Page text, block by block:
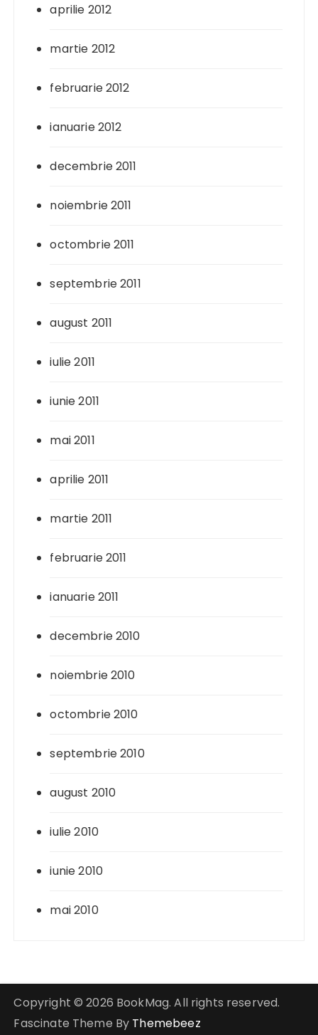
aprilie 2012
martie 2012
februarie 2012
ianuarie 2012
decembrie 2011
noiembrie 2011
octombrie 2011
septembrie 2011
august 2011
iulie 2011
iunie 2011
mai 2011
aprilie 2011
martie 2011
februarie 2011
ianuarie 2011
decembrie 2010
noiembrie 2010
octombrie 2010
septembrie 2010
august 2010
iulie 2010
iunie 2010
mai 2010
Copyright © 2026 BookMag. All rights reserved.
Fascinate Theme By Themebeez